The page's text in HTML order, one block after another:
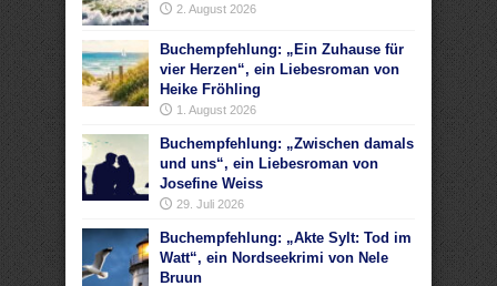
2. August 2026
Buchempfehlung: „Ein Zuhause für
vier Herzen“, ein Liebesroman von
Heike Fröhling
1. August 2026
Buchempfehlung: „Zwischen damals
und uns“, ein Liebesroman von
Josefine Weiss
29. Juli 2026
Buchempfehlung: „Akte Sylt: Tod im
Watt“, ein Nordseekrimi von Nele
Bruun